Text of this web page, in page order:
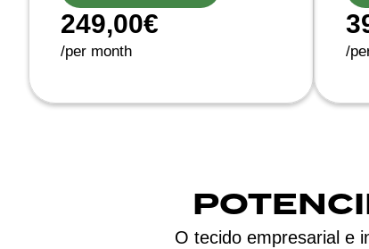
249,00€
/per month /
O tecido empresarial e